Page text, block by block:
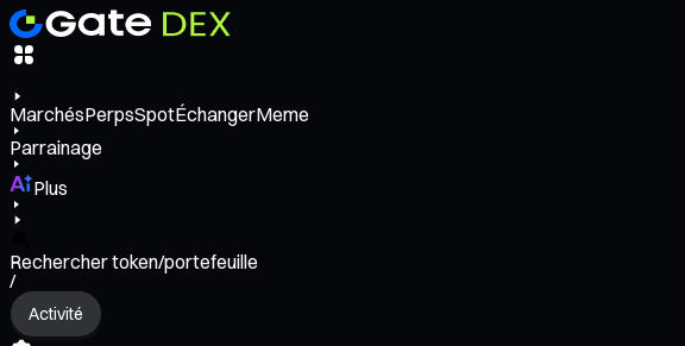
MarchésPerpsSpotÉchangerMeme
Parrainage
Plus
Rechercher token/portefeuille
/
Activité